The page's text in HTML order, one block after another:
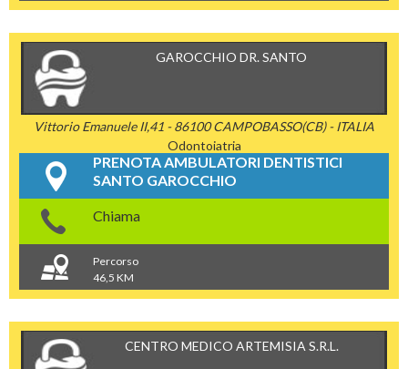
GAROCCHIO DR. SANTO
Vittorio Emanuele II,41 - 86100 CAMPOBASSO(CB) - ITALIA
Odontoiatria
PRENOTA AMBULATORI DENTISTICI
SANTO GAROCCHIO
Chiama
Percorso
46,5 KM
CENTRO MEDICO ARTEMISIA S.R.L.